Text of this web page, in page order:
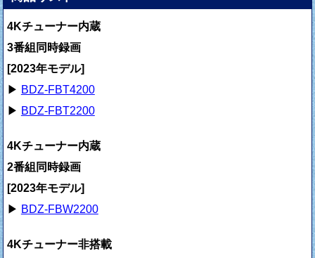
4Kチューナー内蔵
3番組同時録画
[2023年モデル]
▶ BDZ-FBT4200
▶ BDZ-FBT2200
4Kチューナー内蔵
2番組同時録画
[2023年モデル]
▶ BDZ-FBW2200
4Kチューナー非搭載